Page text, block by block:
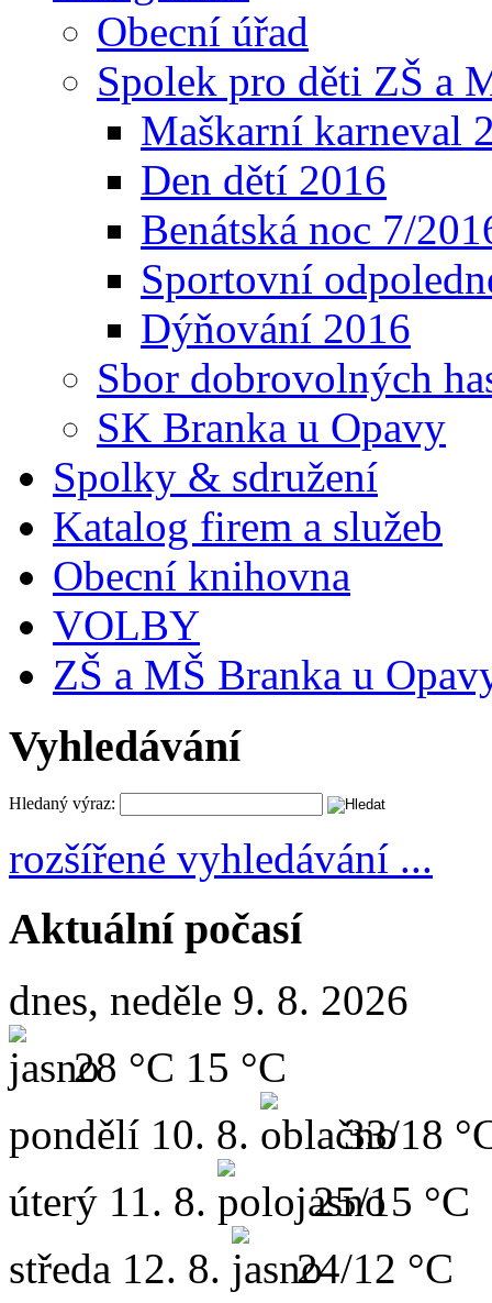
Obecní úřad
Spolek pro děti ZŠ a
Maškarní karneval
Den dětí 2016
Benátská noc 7/
Sportovní
Dýňování 2016
Sbor dobrovolných
SK Branka u Opavy
Spolky & sdružení
Katalog firem a služeb
Obecní knihovna
VOLBY
ZŠ a MŠ Branka u
Vyhledávání
Hledaný výraz:
rozšířené vyhledávání ...
Aktuální počasí
dnes, neděle 9. 8. 2026
28 °C 15 °C
pondělí 10. 8.
33/18
úterý 11. 8.
25/15 °C
středa 12. 8. 24/12 °C